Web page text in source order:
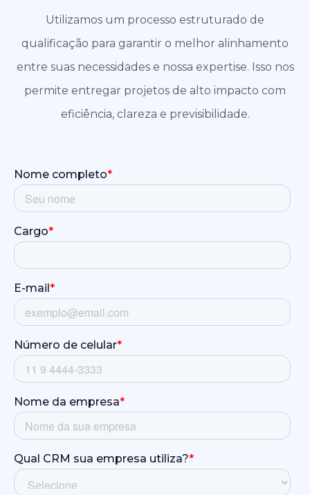
Utilizamos um processo estruturado de
qualificação para garantir o melhor alinhamento
entre suas necessidades e nossa expertise. Isso nos
permite entregar projetos de alto impacto com
eficiência, clareza e previsibilidade.